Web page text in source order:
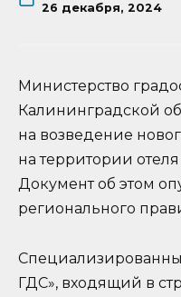
26 декабря, 2024
Министерство
Калининградской
на возведение
на территории отеля
Документ об этом
регионального
ГДС», входящий в